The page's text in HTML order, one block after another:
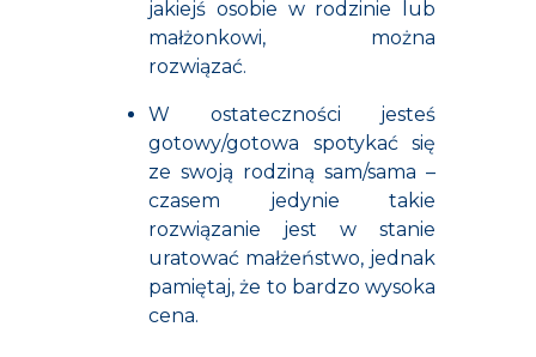
jakiejś osobie w rodzinie lub
małżonkowi, można
rozwiązać.
W ostateczności jesteś
gotowy/gotowa spotykać się
ze swoją rodziną sam/sama –
czasem jedynie takie
rozwiązanie jest w stanie
uratować małżeństwo, jednak
pamiętaj, że to bardzo wysoka
cena.